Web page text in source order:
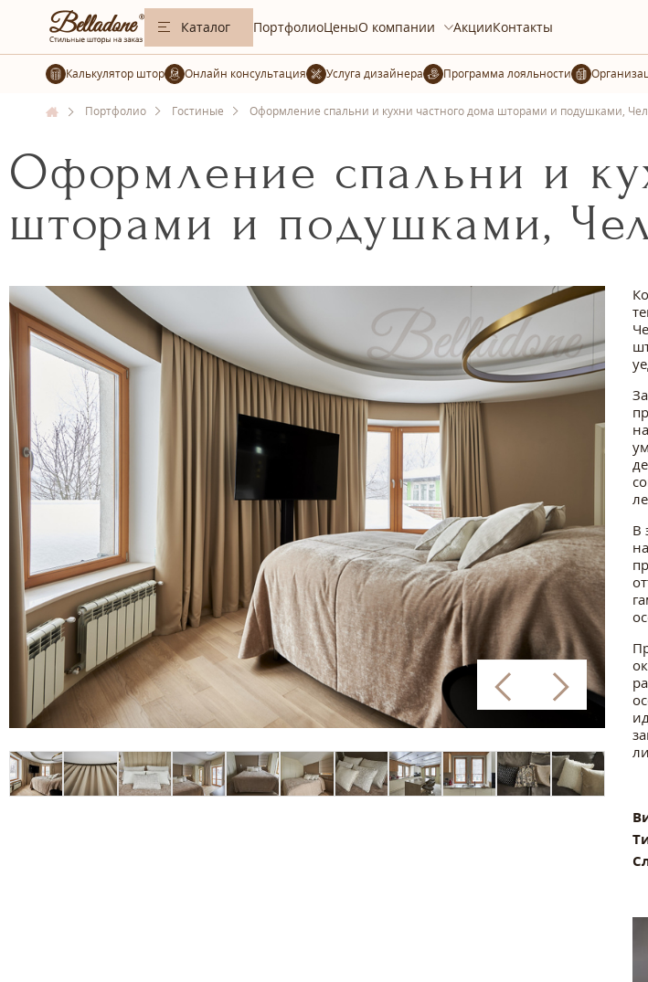
Каталог ПортфолиоЦеныО компании АкцииКонтакты
Калькулятор штор Услуга дизайнера
Портфолио Гостиные Оформление спальни и кухни частного дома шторами и подушками,
Оформление спальни и
шторами и подушками,
В